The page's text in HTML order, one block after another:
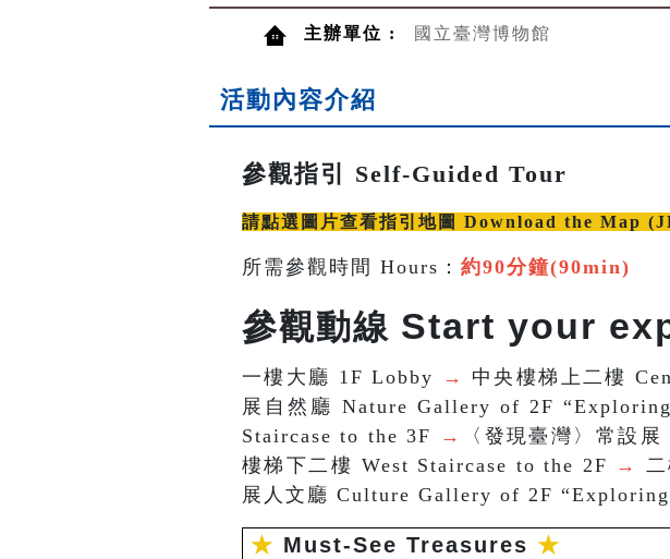
主辦單位 : 國立臺灣博物館
活動內容介紹
參觀指引 Self-Guided Tour
請點選圖片查看指引地圖 Download the Map
所需參觀時間 Hours： 約90分鐘(90min)
參觀動線 Start your
一樓大廳 1F Lobby → 中央樓梯上二樓
展自然廳 Nature Gallery of 2F
Staircase to the 3F
→ 〈發現臺灣〉常設
樓梯下二樓 West Staircase to the 2F →
展人文廳 Culture Gallery of 2F
★ Must-See Treasures ★